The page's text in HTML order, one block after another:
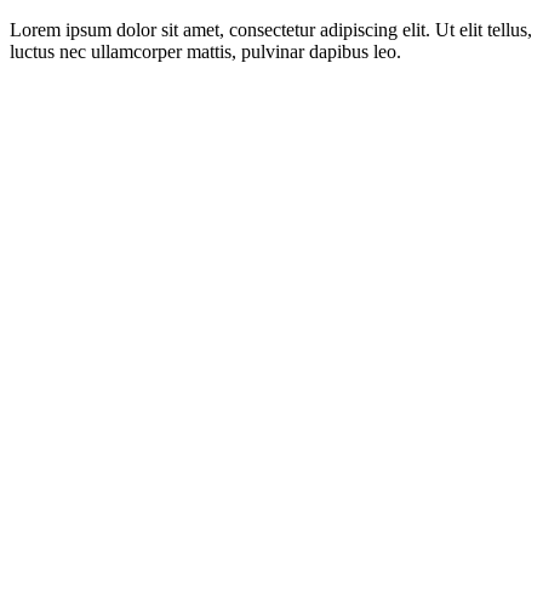
Lorem ipsum dolor sit amet, consectetur adipiscing elit. Ut elit tellus,
luctus nec ullamcorper mattis, pulvinar dapibus leo.